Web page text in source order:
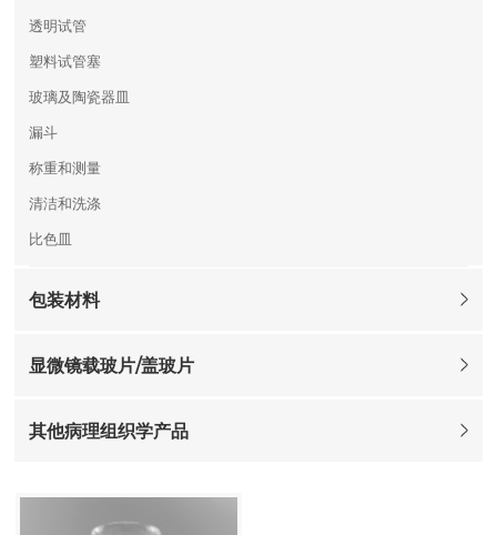
透明试管
塑料试管塞
玻璃及陶瓷器皿
漏斗
称重和测量
清洁和洗涤
比色皿
包装材料
显微镜载玻片/盖玻片
其他病理组织学产品